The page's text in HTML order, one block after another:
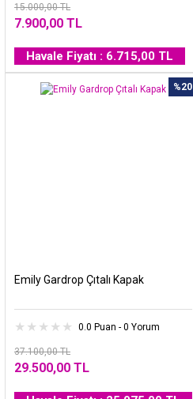
15.000,00 TL
7.900,00 TL
Havale Fiyatı : 6.715,00 TL
%20
Emily Gardrop Çıtalı Kapak
0.0 Puan - 0 Yorum
37.100,00 TL
29.500,00 TL